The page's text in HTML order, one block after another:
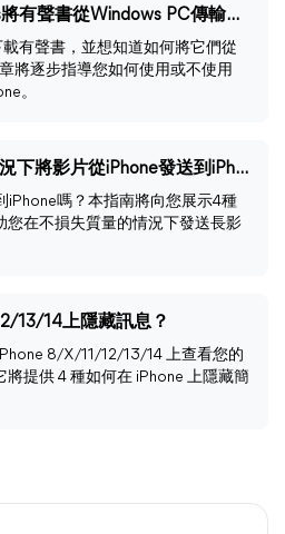
如何使用/不使用iTunes將有聲書從Windows PC傳輸到iPhone？
有聲書，並想知道如何將它們從
將逐步指導您如何使用或不使用
。
如何在不損失質量的情況下將影片從iPhone發送到iPhone
iPhone嗎？本指南將向您展示4種
您在不損失質量的情況下發送長影
13/14上隱藏訊息？
8/X/11/12/13/14 上查看您的
提供 4 種如何在 iPhone 上隱藏簡